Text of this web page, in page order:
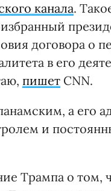
канала.
договора о
в его
пишет CNN.
а его
и
Трампа о том,